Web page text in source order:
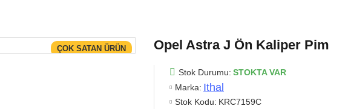
ÇOK SATAN ÜRÜN Opel Astra J Ön Kaliper Pim
Stok Durumu: STOKTA VAR
Marka: Ithal
Stok Kodu: KRC7159C